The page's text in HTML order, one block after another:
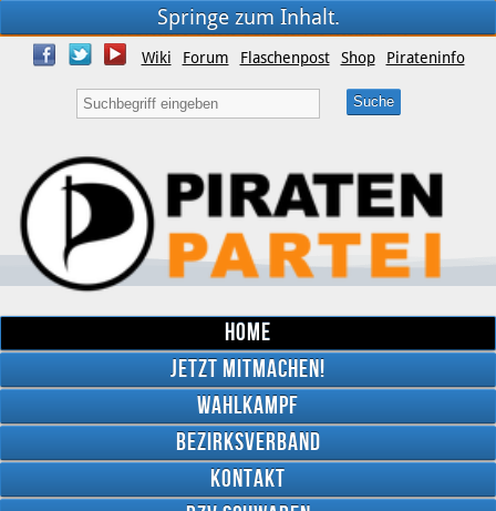
Springe zum Inhalt.
Wiki Forum Flaschenpost Shop Pirateninfo
Home
Jetzt mitmachen!
Wahlkampf
Bezirksverband
Kontakt